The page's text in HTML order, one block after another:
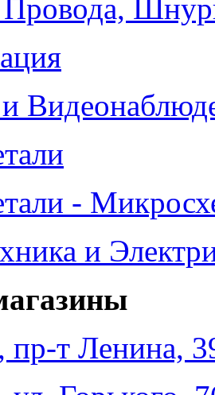
Провода,
-
и
пр-т Ленина,